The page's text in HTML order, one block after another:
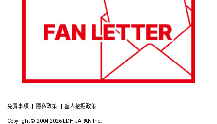
免責事項 隱私政策 藝人挖掘政策
Copyright © 2004-2026 LDH JAPAN Inc.